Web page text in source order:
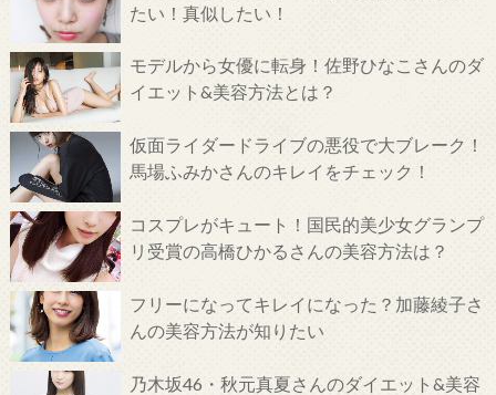
たい！真似したい！
モデルから女優に転身！佐野ひなこさんのダ
イエット&美容方法とは？
仮面ライダードライブの悪役で大ブレーク！
馬場ふみかさんのキレイをチェック！
コスプレがキュート！国民的美少女グランプ
リ受賞の高橋ひかるさんの美容方法は？
フリーになってキレイになった？加藤綾子さ
んの美容方法が知りたい
乃木坂46・秋元真夏さんのダイエット&美容